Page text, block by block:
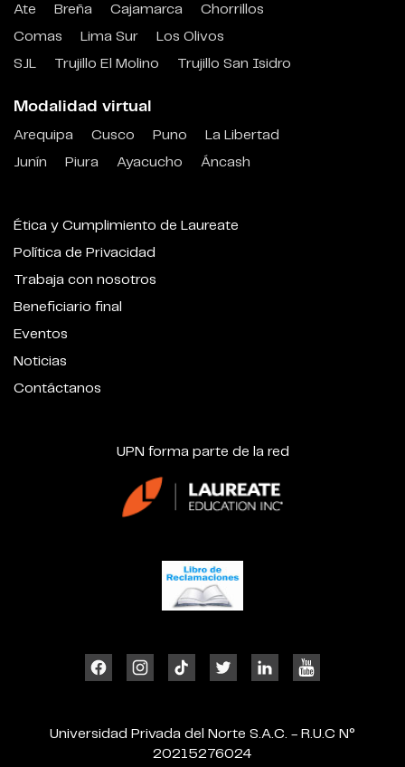
Ate Breña Cajamarca
Chorrillos
Comas
Lima Sur
Los Olivos
SJL
Trujillo El Molino Trujillo San Isidro
Modalidad virtual
Arequipa Cusco Puno
La Libertad
Junín
Piura Ayacucho Áncash
Ética y Cumplimiento de Laureate
Política de Privacidad
Trabaja con nosotros
Beneficiario final
Eventos
Noticias
Contáctanos
UPN forma parte de la red
Universidad Privada del Norte S.A.C. - R.U.C N°
20215276024